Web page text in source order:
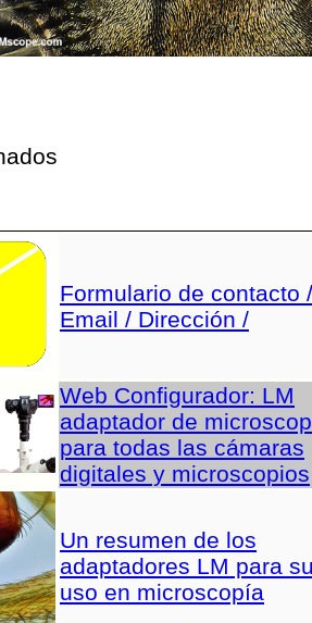
Formulario de contacto /
Email / Dirección /
Web Configurador: LM
adaptador de
para todas las cámaras
digitales y microscopios
Un resumen de los
adaptadores LM para
uso en microscopía